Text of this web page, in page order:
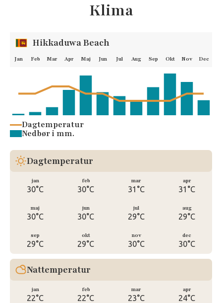
Klima
Hikkaduwa Beach
Jan Feb Mar Apr Maj Jun Jul Aug Sep Okt Nov Dec
Dagtemperatur
Nedbør i mm.
Dagtemperatur
jan
30°C
feb
30°C
mar
31°C
apr
31°C
maj
30°C
jun
30°C
jul
29°C
aug
29°C
sep
29°C
okt
29°C
nov
30°C
dec
30°C
Nattemperatur
jan
22°C
feb
22°C
mar
23°C
apr
24°C